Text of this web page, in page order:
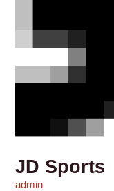
JD Sports
admin